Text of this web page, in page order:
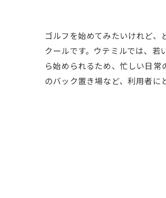
ゴルフを始めてみたいけれど
クールです。ウテミルでは、
ら始められるため、忙しい日
のバック置き場など、利用者に